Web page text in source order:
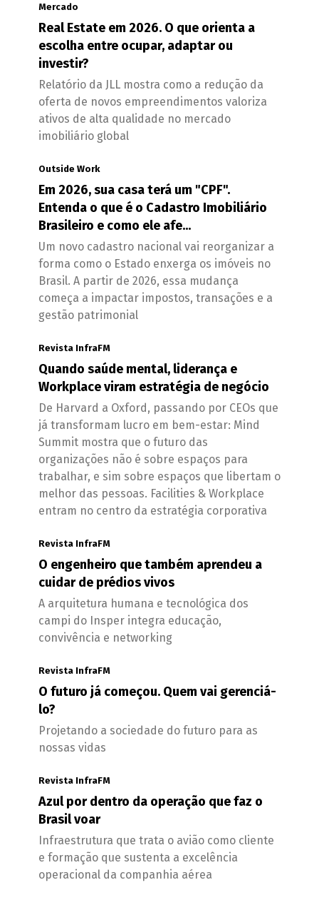
Mercado
Real Estate em 2026. O que orienta a
escolha entre ocupar, adaptar ou
investir?
Relatório da JLL mostra como a redução da
oferta de novos empreendimentos valoriza
ativos de alta qualidade no mercado
imobiliário global
Outside Work
Em 2026, sua casa terá um "CPF".
Entenda o que é o Cadastro Imobiliário
Brasileiro e como ele afe...
Um novo cadastro nacional vai reorganizar a
forma como o Estado enxerga os imóveis no
Brasil. A partir de 2026, essa mudança
começa a impactar impostos, transações e a
gestão patrimonial
Revista InfraFM
Quando saúde mental, liderança e
Workplace viram estratégia de negócio
De Harvard a Oxford, passando por CEOs que
já transformam lucro em bem-estar: Mind
Summit mostra que o futuro das
organizações não é sobre espaços para
trabalhar, e sim sobre espaços que libertam o
melhor das pessoas. Facilities & Workplace
entram no centro da estratégia corporativa
Revista InfraFM
O engenheiro que também aprendeu a
cuidar de prédios vivos
A arquitetura humana e tecnológica dos
campi do Insper integra educação,
convivência e networking
Revista InfraFM
O futuro já começou. Quem vai gerenciá-
lo?
Projetando a sociedade do futuro para as
nossas vidas
Revista InfraFM
Azul por dentro da operação que faz o
Brasil voar
Infraestrutura que trata o avião como cliente
e formação que sustenta a excelência
operacional da companhia aérea